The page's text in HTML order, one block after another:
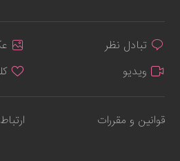
تبادل نظر
ویدیو
قوانین و مقررات